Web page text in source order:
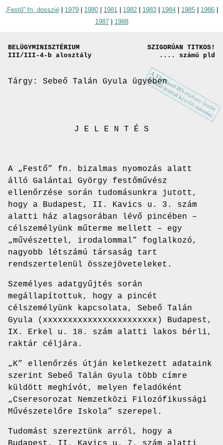
„Festő” fn. dosszié 1979 1980 1981 1982 1983 1984 1985 1986
1987| 1988
BELÜGYMINISZTÉRIUM
III/III-4-b alosztály
SZIGORÚAN TITKOS!
.... számú pld
Tárgy: Sebeő Talán Gyula ügyében
J E L E N T É S
A „Festő” fn. bizalmas nyomozás alatt
álló Galántai György festőművész
ellenőrzése során tudomásunkra jutott,
hogy a Budapest, II. Kavics u. 3. szám
alatti ház alagsorában lévő pincében –
célszemélyünk műterme mellett – egy
„művészettel, irodalommal” foglalkozó,
nagyobb létszámú társaság tart
rendszertelenül összejöveteleket.
Személyes adatgyűjtés során
megállapítottuk, hogy a pincét
célszemélyünk kapcsolata, Sebeő Talán
Gyula (xxxxxxxxxxxxxxxxxxxxxxx) Budapest,
IX. Erkel u. 18. szám alatti lakos bérli,
raktár céljára.
„K” ellenőrzés útján keletkezett adataink
szerint Sebeő Talán Gyula több címre
küldött meghívót, melyen feladóként
„Cseresorozat Nemzetközi Filozófikussági
Művészetelőre Iskola” szerepel.
Tudomást szereztünk arról, hogy a